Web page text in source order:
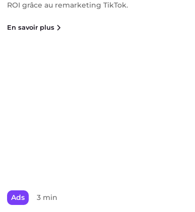
ROI grâce au remarketing TikTok.
En savoir plus
Ads 3 min